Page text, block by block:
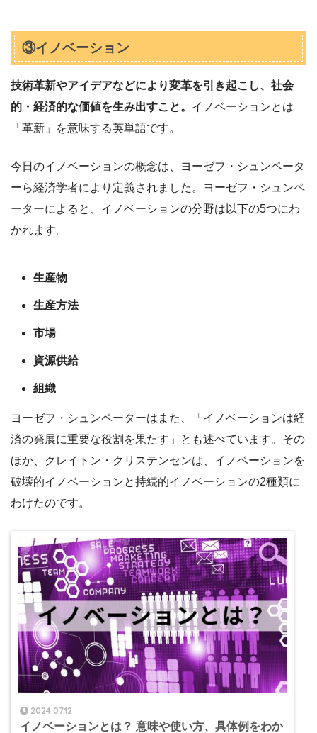
③イノベーション
技術革新やアイデアなどにより変革を引き起こし、社会
的・経済的な価値を生み出すこと。 イノベーションとは
「革新」を意味する英単語です。
今日のイノベーションの概念は、ヨーゼフ・シュンペータ
ーら経済学者により定義されました。ヨーゼフ・シュンペ
ーターによると、イノベーションの分野は以下の5つにわ
かれます。
生産物
生産方法
市場
資源供給
組織
ヨーゼフ・シュンペーターはまた、「イノベーションは経
済の発展に重要な役割を果たす」とも述べています。その
ほか、クレイトン・クリステンセンは、イノベーションを
破壊的イノベーションと持続的イノベーションの2種類に
わけたのです。
2024.07.12
イノベーションとは？ 意味や使い方、具体例をわか